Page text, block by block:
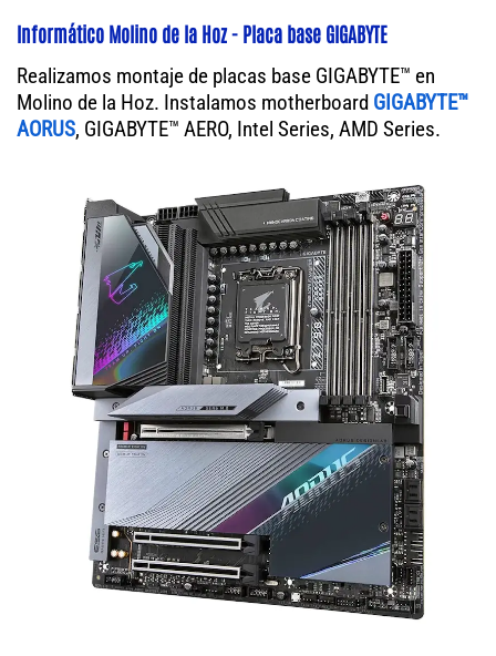
Informático Molino de la Hoz - Placa base GIGABYTE
Realizamos montaje de placas base GIGABYTE™ en
Molino de la Hoz. Instalamos motherboard GIGABYTE™
AORUS, GIGABYTE™ AERO, Intel Series, AMD Series.